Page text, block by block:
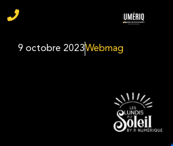
9 octobre 2023Webmag